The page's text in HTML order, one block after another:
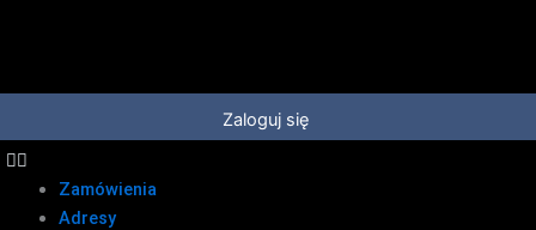
Zaloguj się
Zamówienia
Adresy